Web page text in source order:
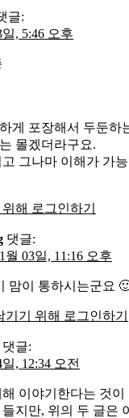
글:
, 5:46 오후
게 포장해서 두둔하
몰겠더라구요.
그나마 이해가 가
해 로그인하기
댓글:
월 03일, 11:16 오후
맘이 통하시는군요
기기 위해 로그인하기
댓글:
, 12:34 오전
이야기한다는 것
지만, 위의 두 글은